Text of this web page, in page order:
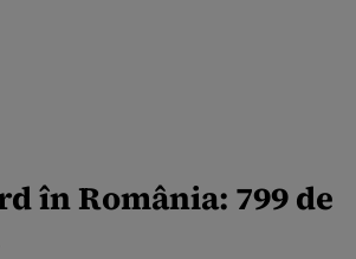
în România: 799 de